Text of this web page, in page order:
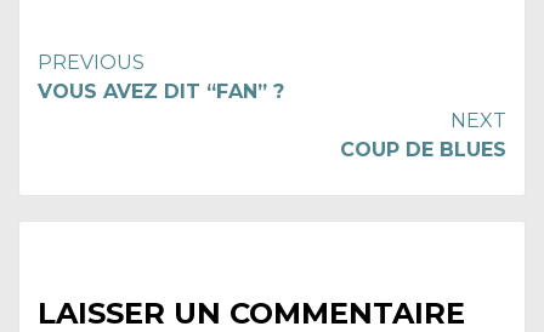
Continue
PREVIOUS
VOUS AVEZ DIT “FAN” ?
NEXT
COUP DE BLUES
LAISSER UN COMMENTAIRE